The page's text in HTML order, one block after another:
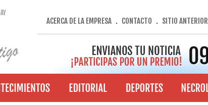
ACERCA DE LA EMPRESA. CONTACTO . SITIO ANTERIOR